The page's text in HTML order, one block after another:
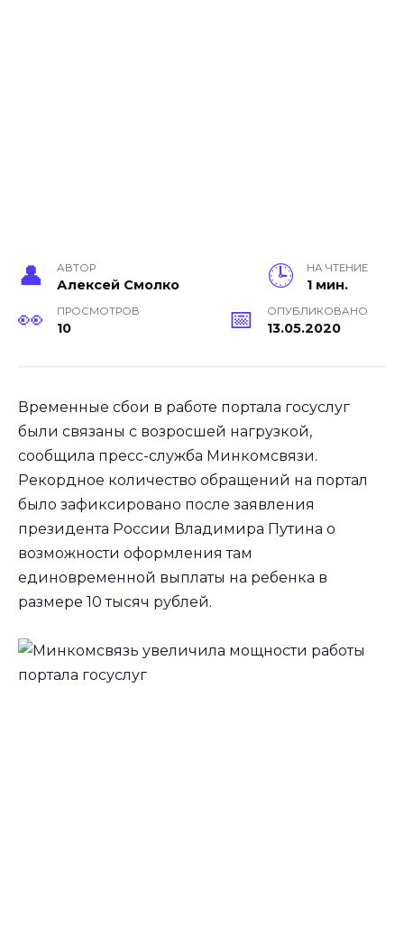
АВТОР
Алексей Смолко
НА ЧТЕНИЕ
1 мин.
ПРОСМОТРОВ
10
ОПУБЛИКОВАНО
13.05.2020
Временные сбои в работе портала госуслуг
были связаны с возросшей нагрузкой,
сообщила пресс-служба Минкомсвязи.
Рекордное количество обращений на портал
было зафиксировано после заявления
президента России Владимира Путина о
возможности оформления там
единовременной выплаты на ребенка в
размере 10 тысяч рублей.